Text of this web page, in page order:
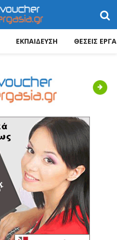
ΕΚΠΑΙΔΕΥΣΗ ΘΕΣΕΙΣ
Next